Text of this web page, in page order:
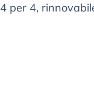
per 4,